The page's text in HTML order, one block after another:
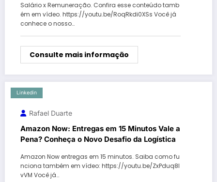
Salário x Remuneração. Confira esse conteúdo tamb
ém em vídeo. https://youtu.be/RoqRkdi0XSs Você já
conhece o nosso…
Consulte mais informação
Linkedin
Rafael Duarte
Amazon Now: Entregas em 15 Minutos Vale a
Pena? Conheça o Novo Desafio da Logística
Amazon Now entregas em 15 minutos. Saiba como fu
nciona também em vídeo: https://youtu.be/ZxPduq8I
vVM Você já…